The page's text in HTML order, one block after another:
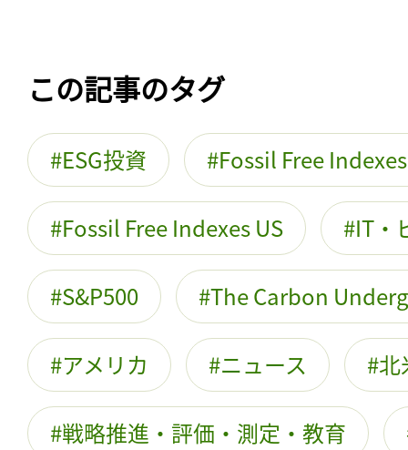
この記事のタグ
ESG投資 Fossil Free
Fossil Free Indexes US IT・
S&P500 The Carbon
アメリカ ニュース 北
戦略推進・評価・測定・教育